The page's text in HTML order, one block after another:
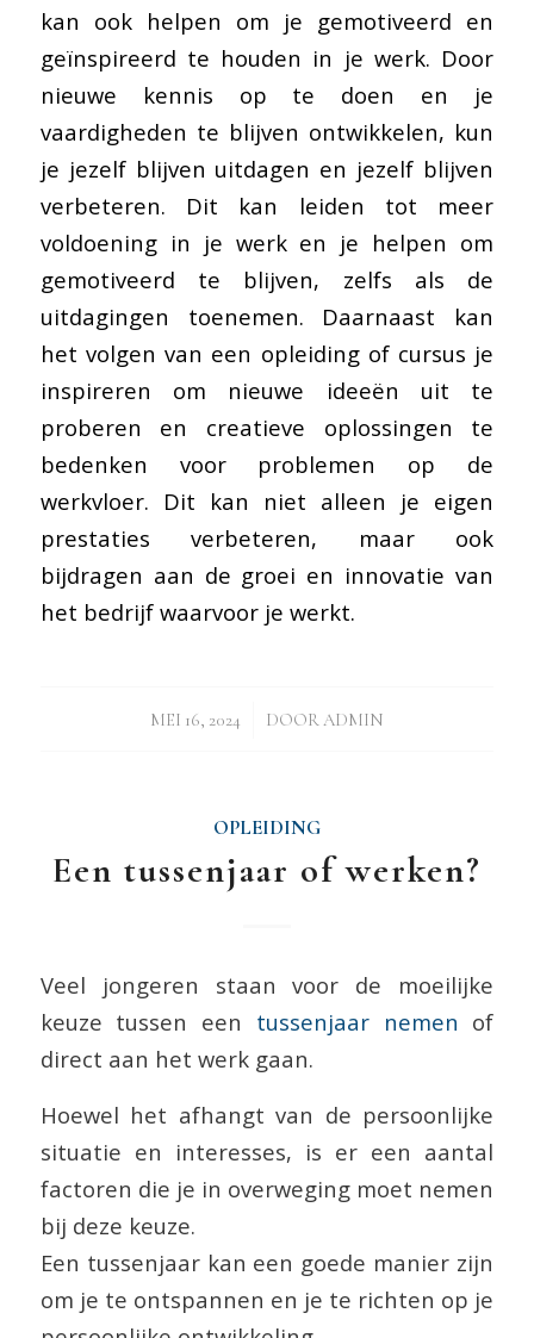
kan ook helpen om je gemotiveerd en
geïnspireerd te houden in je werk. Door
nieuwe kennis op te doen en je
vaardigheden te blijven ontwikkelen, kun
je jezelf blijven uitdagen en jezelf blijven
verbeteren. Dit kan leiden tot meer
voldoening in je werk en je helpen om
gemotiveerd te blijven, zelfs als de
uitdagingen toenemen. Daarnaast kan
het volgen van een opleiding of cursus je
inspireren om nieuwe ideeën uit te
proberen en creatieve oplossingen te
bedenken voor problemen op de
werkvloer. Dit kan niet alleen je eigen
prestaties verbeteren, maar ook
bijdragen aan de groei en innovatie van
het bedrijf waarvoor je werkt.
MEI 16, 2024
/ DOORADMIN
OPLEIDING
Een tussenjaar of werken?
Veel jongeren staan voor de moeilijke
keuze tussen een tussenjaar nemen of
direct aan het werk gaan.
Hoewel het afhangt van de persoonlijke
situatie en interesses, is er een aantal
factoren die je in overweging moet nemen
bij deze keuze.
Een tussenjaar kan een goede manier zijn
om je te ontspannen en je te richten op je